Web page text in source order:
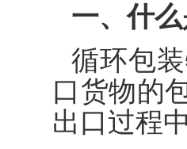
一、什
循环包
口货物的
出口过程